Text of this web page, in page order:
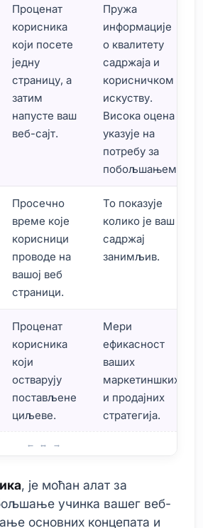
Проценат
корисника
који посете
једну
страницу, а
затим
напусте ваш
веб-сајт.
Пружа
информације
о квалитету
садржаја и
корисничком
искуству.
Висока оцена
указује на
потребу за
побољшањем.
Просечно
време које
корисници
проводе на
вашој веб
страници.
То показује
колико је ваш
садржај
занимљив.
Проценат
корисника
који
остварују
постављене
циљеве.
Мери
ефикасност
ваших
маркетиншких
и продајних
стратегија.
, је моћан алат за
учинка вашег веб-
основних концепата и